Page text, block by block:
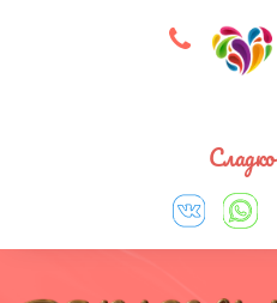
8 927